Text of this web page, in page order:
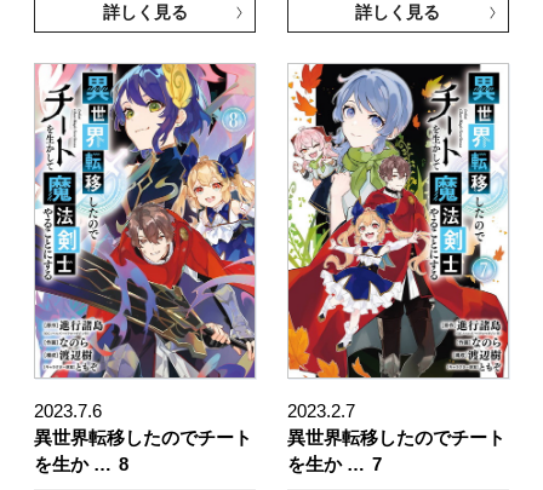
詳しく見る 詳しく見る
2023.7.6
異世界転移したのでチート
を生か … 8
2023.2.7
異世界転移したのでチート
を生か … 7